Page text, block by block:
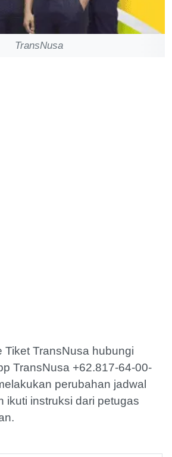
TransNusa
Tiket TransNusa hubungi
TransNusa +62.817-64-00-
perubahan jadwal
ikuti instruksi dari petugas